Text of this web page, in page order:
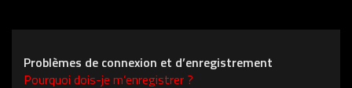
Problèmes de connexion et d’enregistrement
Pourquoi dois-je m’enregistrer ?